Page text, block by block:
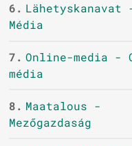
6. Lähetyskanavat
Média
7. Online-media -
média
8. Maatalous -
Mezőgazdaság